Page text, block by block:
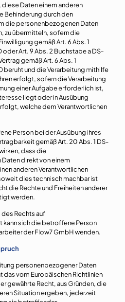
Daten einem anderen
Behinderung durch den
die personenbezogenen Daten
zu übermitteln, sofern die
gemäß Art. 6 Abs. 1
oder Art. 9 Abs. 2 Buchstabe a DS-
gemäß Art. 6 Abs. 1
beruht und die Verarbeitung mithilfe
erfolgt, sofern die Verarbeitung
einer Aufgabe erforderlich ist,
liegt oder in Ausübung
welche dem Verantwortlichen
Person bei der Ausübung ihres
gemäß Art. 20 Abs. 1 DS-
dass die
direkt von einem
anderen Verantwortlichen
dies technisch machbar ist
die Rechte und Freiheiten anderer
werden.
Rechts auf
kann sich die betroffene Person
der Flow7 GmbH wenden.
personenbezogener Daten
das vom Europäischen Richtlinien-
gewährte Recht, aus Gründen, die
Situation ergeben, jederzeit